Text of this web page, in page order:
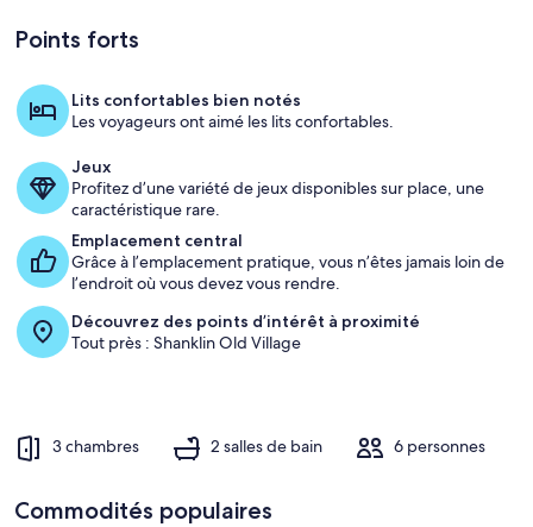
and
beach;
ferry
discounts
Terrasse/patio
Points forts
Lits confortables bien notés
Les voyageurs ont aimé les lits confortables.
Jeux
Profitez d’une variété de jeux disponibles sur place, une
caractéristique rare.
Emplacement central
Grâce à l’emplacement pratique, vous n’êtes jamais loin de
l’endroit où vous devez vous rendre.
Découvrez des points d’intérêt à proximité
Tout près : Shanklin Old Village
3 chambres 2 salles de bain 6 personnes
Commodités populaires